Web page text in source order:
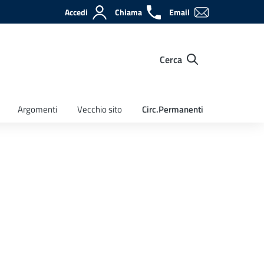
Accedi Chiama Email
Cerca
Argomenti Vecchio sito Circ.Permanenti